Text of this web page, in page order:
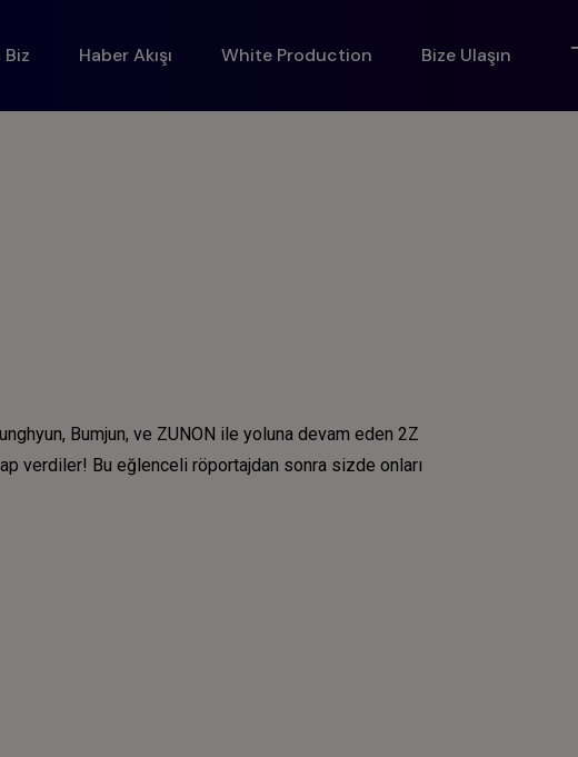
Biz Haber Akışı White Production Bize Ulaşın
Bumjun, ve ZUNON ile yoluna devam eden 2Z
verdiler! Bu eğlenceli röportajdan sonra sizde onları